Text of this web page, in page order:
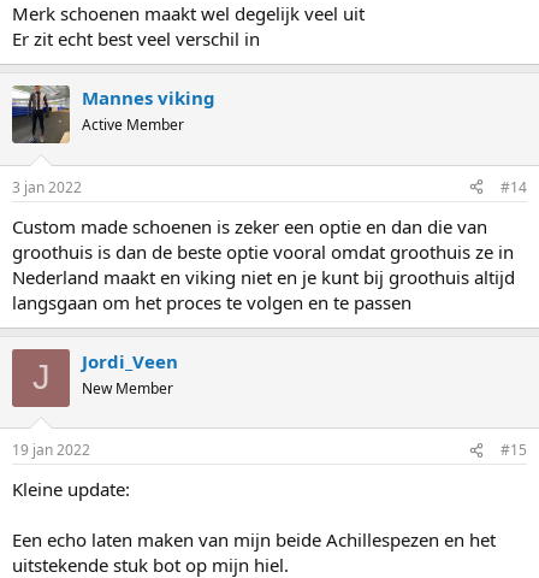
Merk schoenen maakt wel degelijk veel uit
Er zit echt best veel verschil in
Mannes viking
Active Member
3 jan 2022 #14
Custom made schoenen is zeker een optie en dan die van
groothuis is dan de beste optie vooral omdat groothuis ze in
Nederland maakt en viking niet en je kunt bij groothuis altijd
langsgaan om het proces te volgen en te passen
J Jordi_Veen
New Member
19 jan 2022 #15
Kleine update:
Een echo laten maken van mijn beide Achillespezen en het
uitstekende stuk bot op mijn hiel.